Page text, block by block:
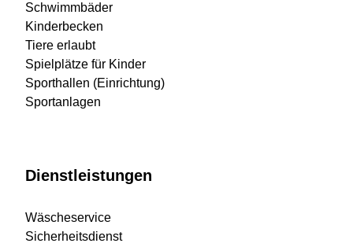
Schwimmbäder
Kinderbecken
Tiere erlaubt
Spielplätze für Kinder
Sporthallen (Einrichtung)
Sportanlagen
Dienstleistungen
Wäscheservice
Sicherheitsdienst